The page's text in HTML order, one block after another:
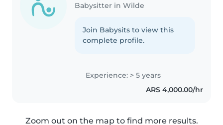
Babysitter in Wilde
Join Babysits to view this
complete profile.
Experience: > 5 years
ARS 4,000.00/hr
Zoom out on the map to find more results.